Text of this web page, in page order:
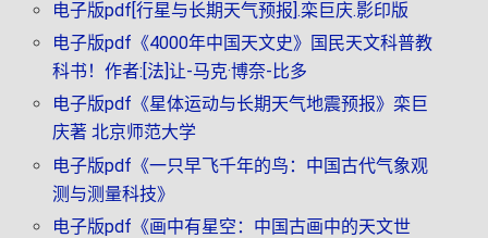
电子版pdf[行星与长期天气预报].栾巨庆.影印版
电子版pdf《4000年中国天文史》国民天文科普教
科书！作者:[法]让-马克·博奈-比多
电子版pdf《星体运动与长期天气地震预报》栾巨
庆著 北京师范大学
电子版pdf《一只早飞千年的鸟：中国古代气象观
测与测量科技》
电子版pdf《画中有星空：中国古画中的天文世